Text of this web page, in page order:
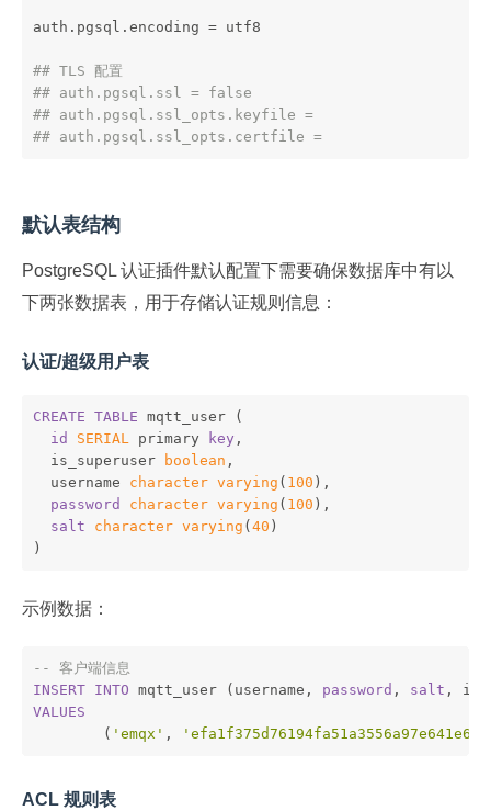
auth.pgsql.encoding = utf8
## TLS 配置
## auth.pgsql.ssl = false
## auth.pgsql.ssl_opts.keyfile =
## auth.pgsql.ssl_opts.certfile =
默认表结构
PostgreSQL 认证插件默认配置下需要确保数据库中有以
下两张数据表，用于存储认证规则信息：
认证/超级用户表
CREATE TABLE mqtt_user (
id
SERIAL primary key ,
  is_superuser
boolean ,
  username
character varying ( 100 ),
password
character varying ( 100 ),
salt
character varying ( 40 )
)
示例数据：
-- 客户端信息
INSERT INTO mqtt_user (username, password , salt ,
VALUES
	(
'emqx' ,
ACL 规则表